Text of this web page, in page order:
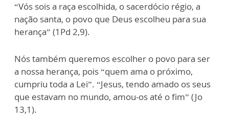
“Vós sois a raça escolhida, o sacerdócio régio, a
nação santa, o povo que Deus escolheu para sua
herança” (1Pd 2,9).
Nós também queremos escolher o povo para ser
a nossa herança, pois “quem ama o próximo,
cumpriu toda a Lei”. “Jesus, tendo amado os seus
que estavam no mundo, amou-os até o fim” (Jo
13,1).